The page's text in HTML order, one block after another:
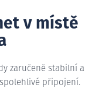
v místě
zaručeně stabilní a
připojení.